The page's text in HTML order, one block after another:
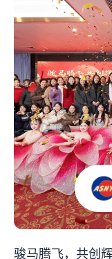
骏马腾飞，共创